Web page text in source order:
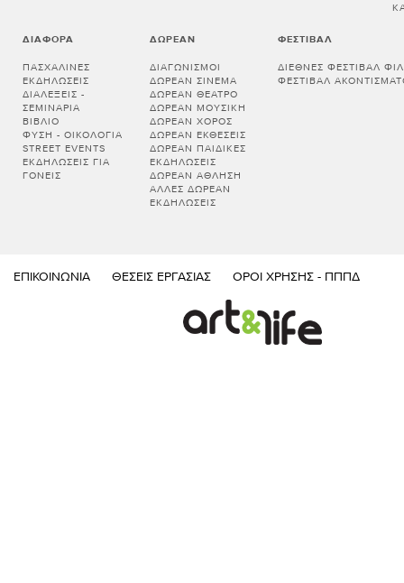
ΔΙΆΦΟΡΑ
ΠΑΣΧΑΛΙΝΈΣ
ΕΚΔΗΛΏΣΕΙΣ
ΔΙΑΛΕΞΕΙΣ -
ΣΕΜΙΝΑΡΙΑ
ΒΙΒΛΊΟ
ΦΎΣΗ - ΟΙΚΟΛΟΓΊΑ
STREET EVENTS
ΕΚΔΗΛΏΣΕΙΣ ΓΙΑ
ΓΟΝΕΊΣ
ΔΩΡΕΆΝ
ΔΙΑΓΩΝΙΣΜΟΊ
ΔΩΡΕΆΝ ΣΙΝΕΜΆ
ΔΩΡΕΆΝ ΘΈΑΤΡΟ
ΔΩΡΕΆΝ ΜΟΥΣΙΚΉ
ΔΩΡΕΆΝ ΧΟΡΌΣ
ΔΩΡΕΆΝ ΕΚΘΈΣΕΙΣ
ΔΩΡΕΆΝ ΠΑΙΔΙΚΈΣ
ΕΚΔΗΛΏΣΕΙΣ
ΔΩΡΕΆΝ ΆΘΛΗΣΗ
ΆΛΛΕΣ ΔΩΡΕΆΝ
ΕΚΔΗΛΏΣΕΙΣ
ΦΕΣΤΙΒΆΛ
ΔΙΕΘΝΈΣ ΦΕΣΤΙΒΆΛ
ΦΕΣΤΙΒΆΛ
ΕΠΙΚΟΙΝΩΝΊΑ ΘΈΣΕΙΣ ΕΡΓΑΣΊΑΣ ΌΡΟΙ ΧΡΉΣΗΣ - ΠΠΠΔ